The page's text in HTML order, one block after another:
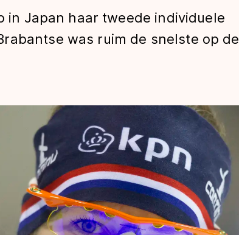
in Japan haar tweede individuele
was ruim de snelste op de